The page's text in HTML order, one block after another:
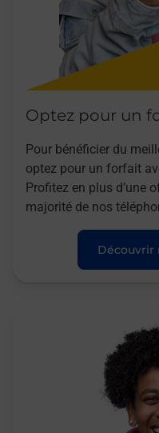
Optez pour un
Pour bénéficier du
optez pour un forfait
Profitez en plus d’une
majorité de nos
Découvrir